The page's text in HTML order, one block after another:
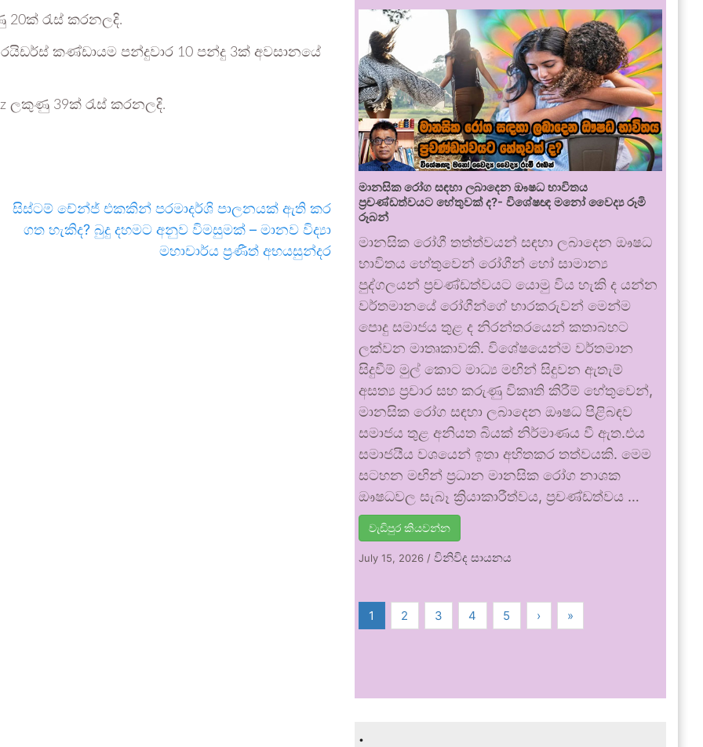
20ක් රැස් කරනලදි.
කණ්ඩායම පන්දුවාර 10 පන්දු 3ක් අවසානයේ
ලකුණු 39ක් රැස් කරනලදි.
සිස්ටම් චේන්ජ් එකකින් පරමාදර්ශි පාලනයක් ඇති කර
ගත හැකිද? බුදු දහමට අනුව විමසුමක් – මානව විද්‍යා
මහාචාර්ය ප්‍රණීත් අභයසුන්දර
මානසික රෝග සඳහා ලබාදෙන ඖෂධ භාවිතය
ප්‍රචණ්ඩත්වයට හේතුවක් ද?- විශේෂඥ මනෝ වෛද්‍ය රූමි
රූබන්
මානසික රෝගී තත්ත්වයන් සඳහා ලබාදෙන ඖෂධ
භාවිතය හේතුවෙන් රෝගීන් හෝ සාමාන්‍ය
පුද්ගලයන් ප්‍රචණ්ඩත්වයට යොමු විය හැකි ද යන්න
වර්තමානයේ රෝගීන්ගේ භාරකරුවන් මෙන්ම
පොදු සමාජය තුළ ද නිරන්තරයෙන් කතාබහට
ලක්වන මාතෘකාවකි. විශේෂයෙන්ම වර්තමාන
සිදුවීම් මුල් කොට මාධ්‍ය මඟින් සිදුවන ඇතැම්
අසත්‍ය ප්‍රචාර සහ කරුණු විකෘති කිරීම් හේතුවෙන්,
මානසික රෝග සඳහා ලබාදෙන ඖෂධ පිළිබඳව
සමාජය තුළ අනියත බියක් නිර්මාණය වී ඇත.එය
සමාජයීය වශයෙන් ඉතා අහිතකර තත්වයකි. මෙම
සටහන මඟින් ප්‍රධාන මානසික රෝග නාශක
ඖෂධවල සැබෑ ක්‍රියාකාරීත්වය, ප්‍රචණ්ඩත්වය …
වැඩිපුර කියවන්න
July 15, 2026 /විනිවිද සායනය
1 2 3 4 5 › »
.